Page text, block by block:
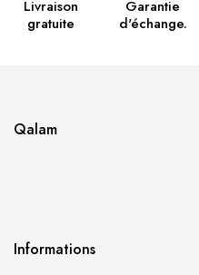
Livraison
gratuite
Garantie
d'échange.
Qalam
Informations